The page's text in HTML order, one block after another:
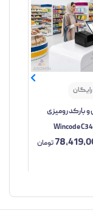
رایگان
بارکد رومیزی
تومان